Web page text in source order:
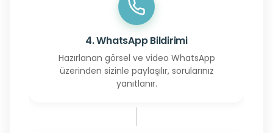
4. WhatsApp Bildirimi
Hazırlanan görsel ve video WhatsApp
üzerinden sizinle paylaşılır, sorularınız
yanıtlanır.